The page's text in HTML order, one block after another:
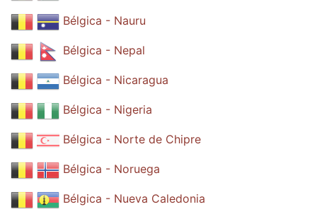
Bélgica - Nauru
Bélgica - Nepal
Bélgica - Nicaragua
Bélgica - Nigeria
Bélgica - Norte de Chipre
Bélgica - Noruega
Bélgica - Nueva Caledonia